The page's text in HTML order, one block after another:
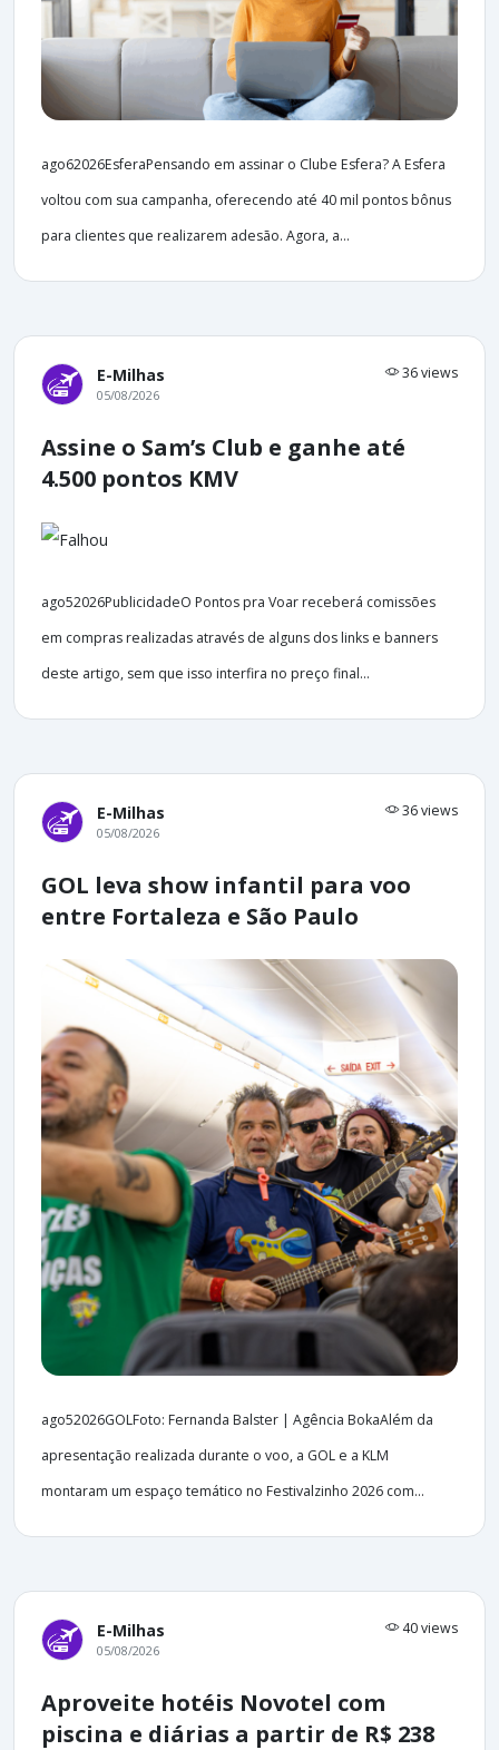
ago62026EsferaPensando em assinar o Clube Esfera? A Esfera
voltou com sua campanha, oferecendo até 40 mil pontos bônus
para clientes que realizarem adesão. Agora, a...
E-Milhas 36 views
05/08/2026
Assine o Sam’s Club e ganhe até
4.500 pontos KMV
ago52026PublicidadeO Pontos pra Voar receberá comissões
em compras realizadas através de alguns dos links e banners
deste artigo, sem que isso interfira no preço final...
E-Milhas 36 views
05/08/2026
GOL leva show infantil para voo
entre Fortaleza e São Paulo
ago52026GOLFoto: Fernanda Balster | Agência BokaAlém da
apresentação realizada durante o voo, a GOL e a KLM
montaram um espaço temático no Festivalzinho 2026 com...
E-Milhas 40 views
05/08/2026
Aproveite hotéis Novotel com
piscina e diárias a partir de R$ 238